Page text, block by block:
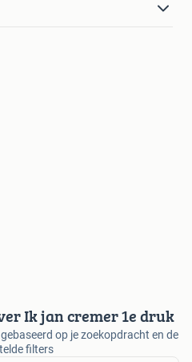
Ik jan cremer 1e druk
op je zoekopdracht en de
filters